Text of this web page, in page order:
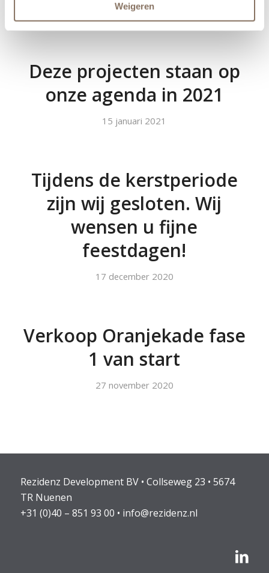
Weigeren
19 april 2021
Deze projecten staan op
onze agenda in 2021
15 januari 2021
Tijdens de kerstperiode
zijn wij gesloten. Wij
wensen u fijne
feestdagen!
17 december 2020
Verkoop Oranjekade fase
1 van start
27 november 2020
Rezidenz Development BV • Collseweg 23 • 5674
TR Nuenen
+31 (0)40 – 851 93 00 • info@rezidenz.nl